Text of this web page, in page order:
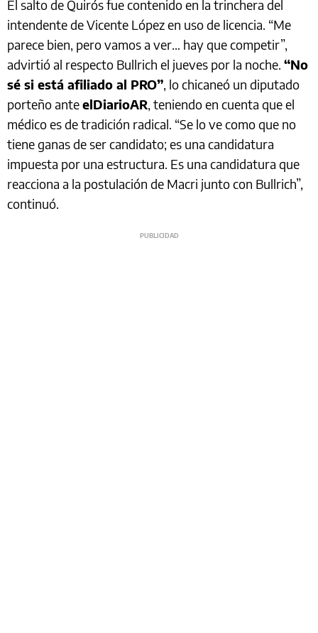
El salto de Quirós fue contenido en la trinchera del
intendente de Vicente López en uso de licencia. “Me
parece bien, pero vamos a ver… hay que competir”,
advirtió al respecto Bullrich el jueves por la noche. “No
sé si está afiliado al PRO”, lo chicaneó un diputado
porteño anteelDiarioAR, teniendo en cuenta que el
médico es de tradición radical. “Se lo ve como que no
tiene ganas de ser candidato; es una candidatura
impuesta por una estructura. Es una candidatura que
reacciona a la postulación de Macri junto con Bullrich”,
continuó.